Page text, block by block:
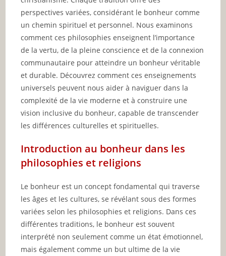
perspectives variées, considérant le bonheur comme
un chemin spirituel et personnel. Nous examinons
comment ces philosophies enseignent l’importance
de la vertu, de la pleine conscience et de la connexion
communautaire pour atteindre un bonheur véritable
et durable. Découvrez comment ces enseignements
universels peuvent nous aider à naviguer dans la
complexité de la vie moderne et à construire une
vision inclusive du bonheur, capable de transcender
les différences culturelles et spirituelles.
Introduction au bonheur dans les
philosophies et religions
Le bonheur est un concept fondamental qui traverse
les âges et les cultures, se révélant sous des formes
variées selon les philosophies et religions. Dans ces
différentes traditions, le bonheur est souvent
interprété non seulement comme un état émotionnel,
mais également comme un but ultime de la vie